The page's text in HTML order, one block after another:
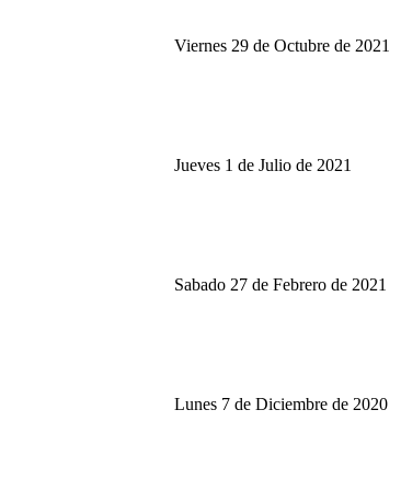
Viernes 29 de Octubre de 2021
Jueves 1 de Julio de 2021
Sabado 27 de Febrero de 2021
Lunes 7 de Diciembre de 2020